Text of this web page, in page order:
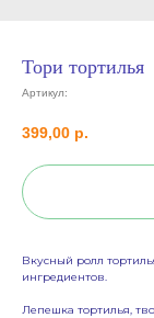
Тори тортилья
Артикул:
399,00 р.
Вкусный ролл
ингредиентов.
Лепешка тортилья,